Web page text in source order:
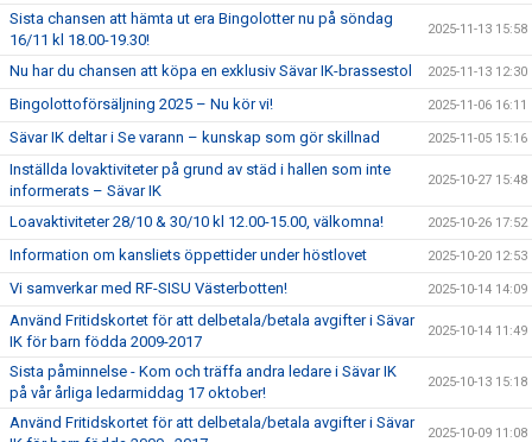
Sista chansen att hämta ut era Bingolotter nu på söndag
16/11 kl 18.00-19.30!
2025-11-13 15:58
Nu har du chansen att köpa en exklusiv Sävar IK-brassestol 2025-11-13 12:30
Bingolottoförsäljning 2025 – Nu kör vi! 2025-11-06 16:11
Sävar IK deltar i Se varann – kunskap som gör skillnad 2025-11-05 15:16
Inställda lovaktiviteter på grund av städ i hallen som inte
informerats – Sävar IK
2025-10-27 15:48
Loavaktiviteter 28/10 & 30/10 kl 12.00-15.00, välkomna! 2025-10-26 17:52
Information om kansliets öppettider under höstlovet 2025-10-20 12:53
Vi samverkar med RF-SISU Västerbotten! 2025-10-14 14:09
Använd Fritidskortet för att delbetala/betala avgifter i Sävar
IK för barn födda 2009-2017
2025-10-14 11:49
Sista påminnelse - Kom och träffa andra ledare i Sävar IK
på vår årliga ledarmiddag 17 oktober!
2025-10-13 15:18
Använd Fritidskortet för att delbetala/betala avgifter i Sävar
2025-10-09 11:08